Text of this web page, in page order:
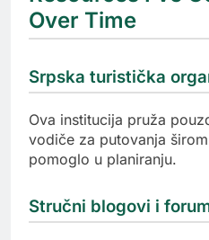
Over Time
Srpska turistička
Ova institucija pruža
vodiče za putovanja
pomoglo u planiranju.
Stručni blogovi i